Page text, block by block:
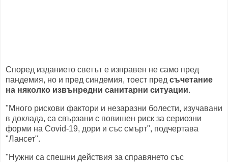
Според изданието светът е изправен не само пред
пандемия, но и пред синдемия, тоест пред съчетание
на няколко извънредни санитарни ситуации.
"Много рискови фактори и незаразни болести, изучавани
в доклада, са свързани с повишен риск за сериозни
форми на Covid-19, дори и със смърт", подчертава
"Лансет".
"Нужни са спешни действия за справянето със